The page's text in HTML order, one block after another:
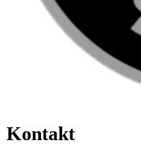
Kontakt